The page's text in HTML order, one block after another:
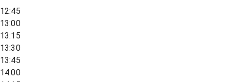
12:45
13:00
13:15
13:30
13:45
14:00